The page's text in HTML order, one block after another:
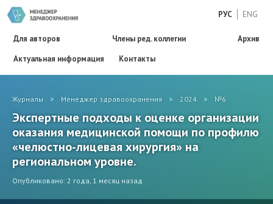
РУС ENG
Для авторов Члены ред. коллегии
Архив
Актуальная информация
Контакты
Журналы > Менеджер здравоохранения > 2024 > №6
Экспертные подходы к оценке организации
оказания медицинской помощи по профилю
«челюстно-лицевая хирургия» на
региональном уровне.
Опубликовано: 2 года, 1 месяц назад